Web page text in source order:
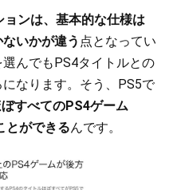
ンは、基本的な仕様は
いかが違う 点となってい
んでもPS4タイトルとの
なります。そう、PS5で
すべてのPS4ゲーム
とができるんです。